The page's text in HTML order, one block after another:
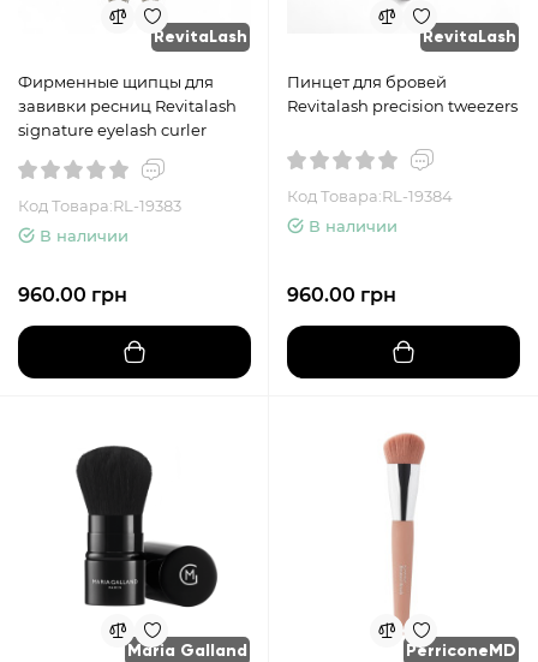
RevitaLash
Фирменные щипцы для
завивки ресниц Revitalash
signature eyelash curler
Код Товара:RL-19383
В наличии
960.00 грн
RevitaLash
Пинцет для бровей
Revitalash precision tweezers
Код Товара:RL-19384
В наличии
960.00 грн
Maria Galland PerriconeMD